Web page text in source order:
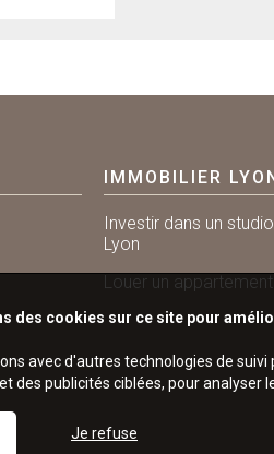
IMMOBILIER
Investir dans un
Lyon
Louer un
des cookies sur ce site pour
avec d'autres technologies de
des publicités ciblées, pour analyser
Je refuse